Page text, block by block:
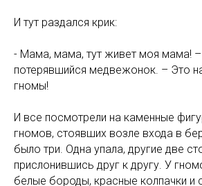
И тут раздался крик:
- Мама, мама, тут живет моя мама! –
потерявшийся медвежонок. – Это
гномы!
И все посмотрели на каменные
гномов, стоявших возле входа в
было три. Одна упала, другие две
прислонившись друг к другу. У
белые бороды, красные колпачки и